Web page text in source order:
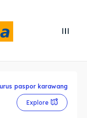
paspor karawang
Explore